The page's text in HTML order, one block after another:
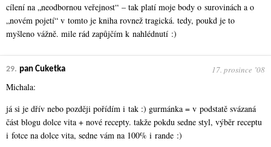
cílení na „neodbornou veřejnost“ – tak platí moje body o surovinách a o
„novém pojetí“ v tomto je kniha rovnež tragická. tedy, poukd je to
myšleno vážně. mile rád zapůjčím k nahlédnutí :)
29. pan Cuketka 17. prosince ʼ08
Michala:
já si je dřív nebo později pořídím i tak :) gurmánka = v podstatě svázaná
část blogu dolce vita + nové recepty. takže pokdu sedne styl, výběr receptu
i fotce na dolce vita, sedne vám na 100% i rande :)